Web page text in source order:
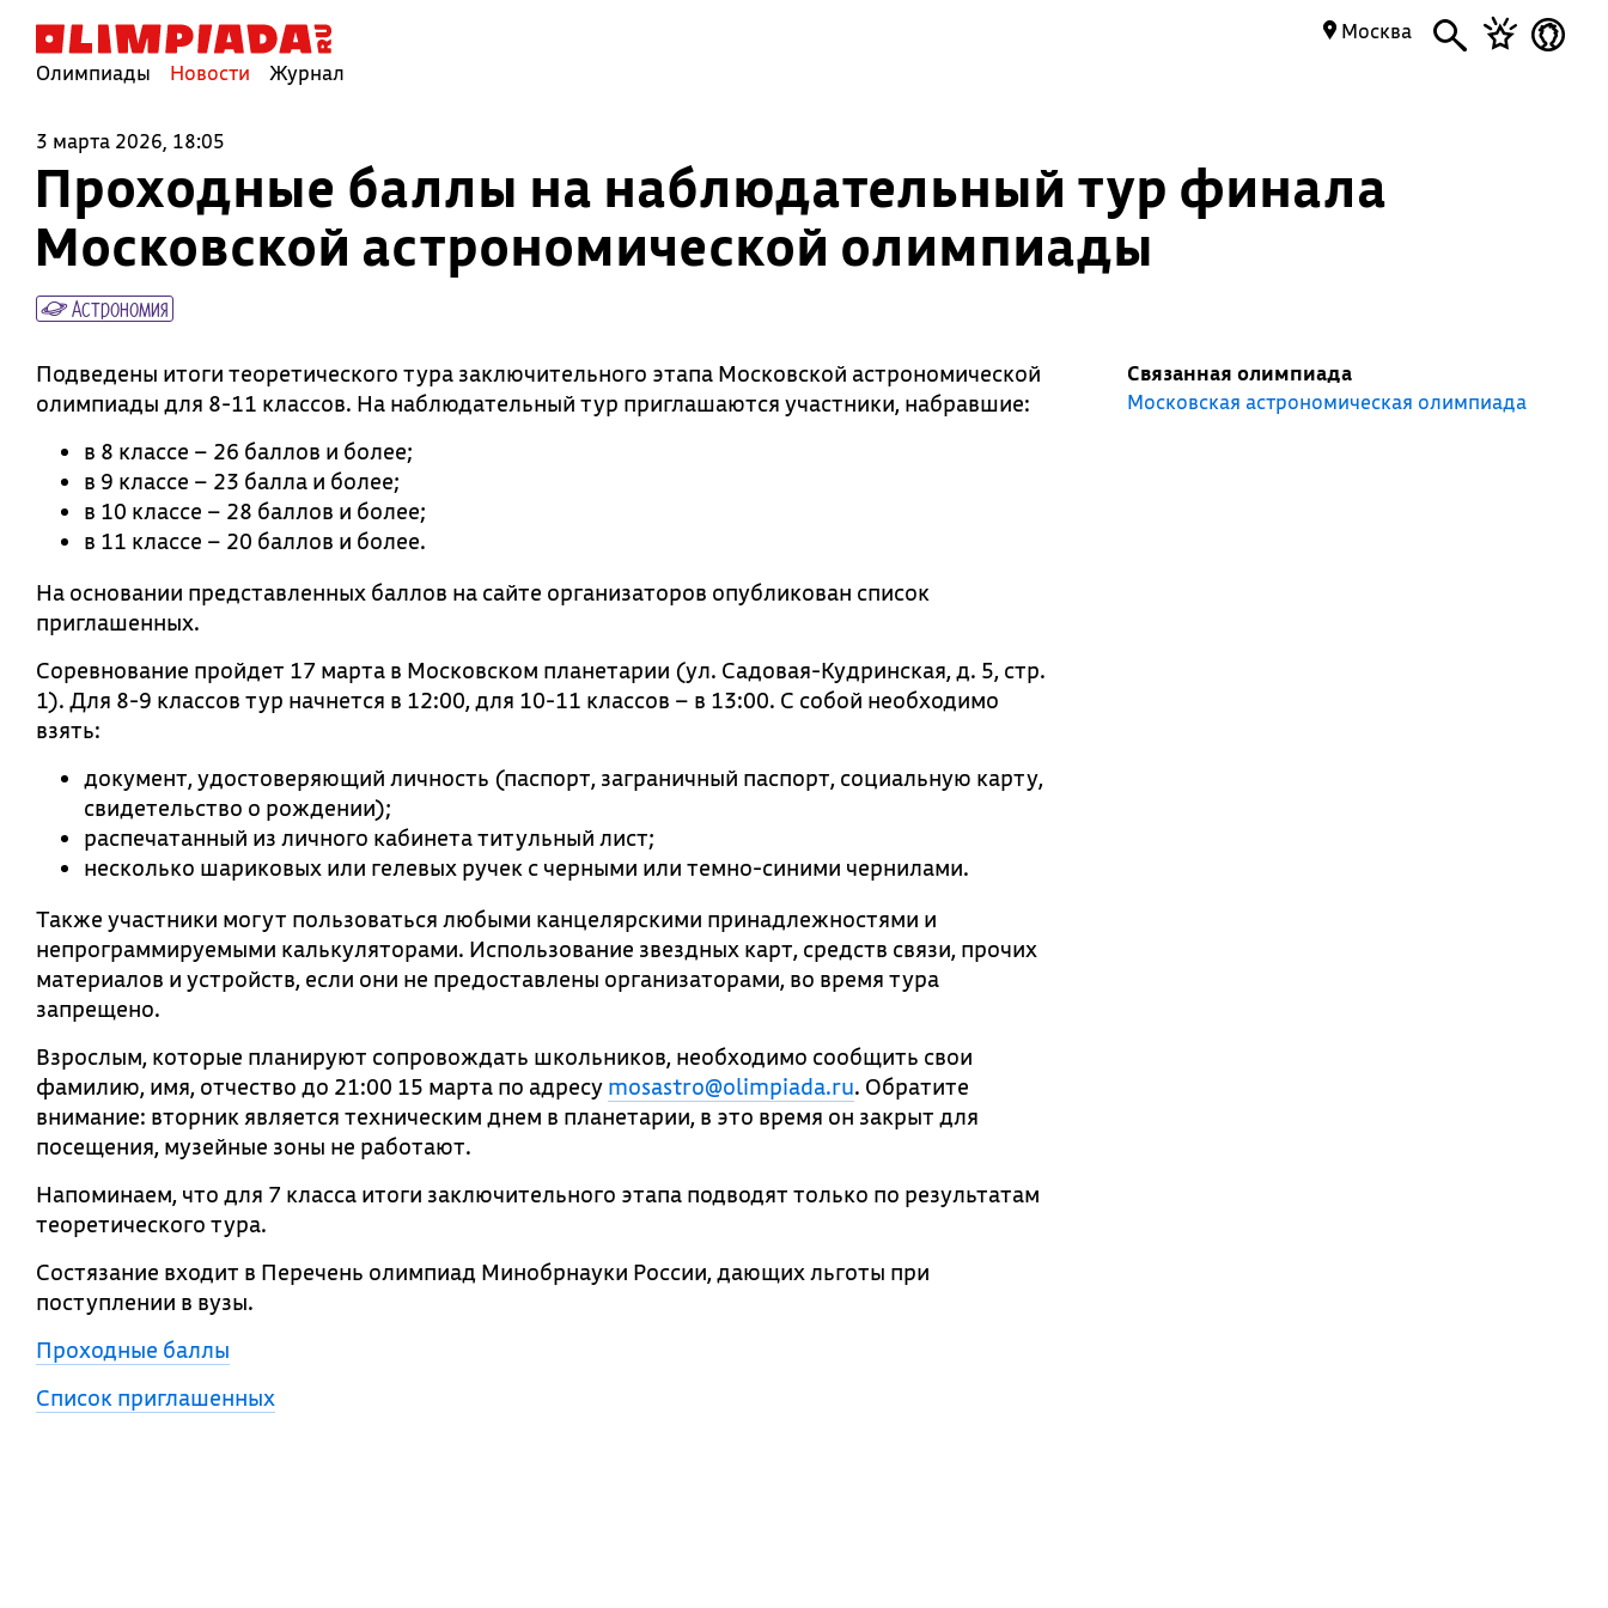
Олимпиады Новости Журнал
Москва
3 марта 2026, 18:05
Проходные баллы на наблюдательный тур финала
Московской астрономической олимпиады
Астрономия
Подведены итоги теоретического тура заключительного этапа Московской астрономической
олимпиады для 8-11 классов. На наблюдательный тур приглашаются участники, набравшие:
в 8 классе – 26 баллов и более;
в 9 классе – 23 балла и более;
в 10 классе – 28 баллов и более;
в 11 классе – 20 баллов и более.
На основании представленных баллов на сайте организаторов опубликован список
приглашенных.
Соревнование пройдет 17 марта в Московском планетарии (ул. Садовая-Кудринская, д. 5, стр.
1). Для 8-9 классов тур начнется в 12:00, для 10-11 классов – в 13:00. С собой необходимо
взять:
документ, удостоверяющий личность (паспорт, заграничный паспорт, социальную карту,
свидетельство о рождении);
распечатанный из личного кабинета титульный лист;
несколько шариковых или гелевых ручек с черными или темно-синими чернилами.
Также участники могут пользоваться любыми канцелярскими принадлежностями и
непрограммируемыми калькуляторами. Использование звездных карт, средств связи, прочих
материалов и устройств, если они не предоставлены организаторами, во время тура
запрещено.
Взрослым, которые планируют сопровождать школьников, необходимо сообщить свои
фамилию, имя, отчество до 21:00 15 марта по адресу mosastro@olimpiada.ru. Обратите
внимание: вторник является техническим днем в планетарии, в это время он закрыт для
посещения, музейные зоны не работают.
Напоминаем, что для 7 класса итоги заключительного этапа подводят только по результатам
теоретического тура.
Состязание входит в Перечень олимпиад Минобрнауки России, дающих льготы при
поступлении в вузы.
Проходные баллы
Список приглашенных
Связанная олимпиада
Московская астрономическая олимпиада